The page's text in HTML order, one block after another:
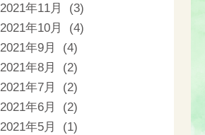
2021年11月 (3)
2021年10月 (4)
2021年9月 (4)
2021年8月 (2)
2021年7月 (2)
2021年6月 (2)
2021年5月 (1)